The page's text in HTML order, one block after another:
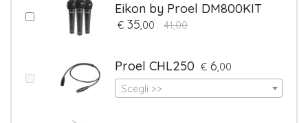
Eikon by Proel DM800KIT
€ 35,00 41,00
Proel CHL250 € 6,00
Scegli >>